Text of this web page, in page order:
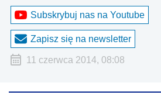
Subskrybuj nas na Youtube
Zapisz się na newsletter
11 czerwca 2014, 08:08